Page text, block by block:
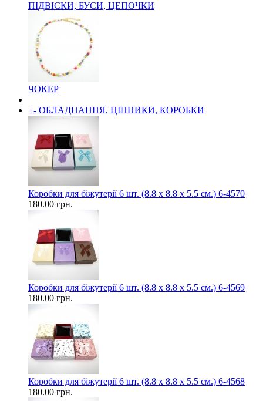
ПІДВІСКИ, БУСИ, ЦЕПОЧКИ
ЧОКЕР
+- ОБЛАДНАННЯ, ЦІННИКИ, КОРОБКИ
Коробки для біжутерії 6 шт. (8.8 х 8.8 х 5.5 см.) 6-4570
180.00 грн.
Коробки для біжутерії 6 шт. (8.8 х 8.8 х 5.5 см.) 6-4569
180.00 грн.
Коробки для біжутерії 6 шт. (8.8 х 8.8 х 5.5 см.) 6-4568
180.00 грн.